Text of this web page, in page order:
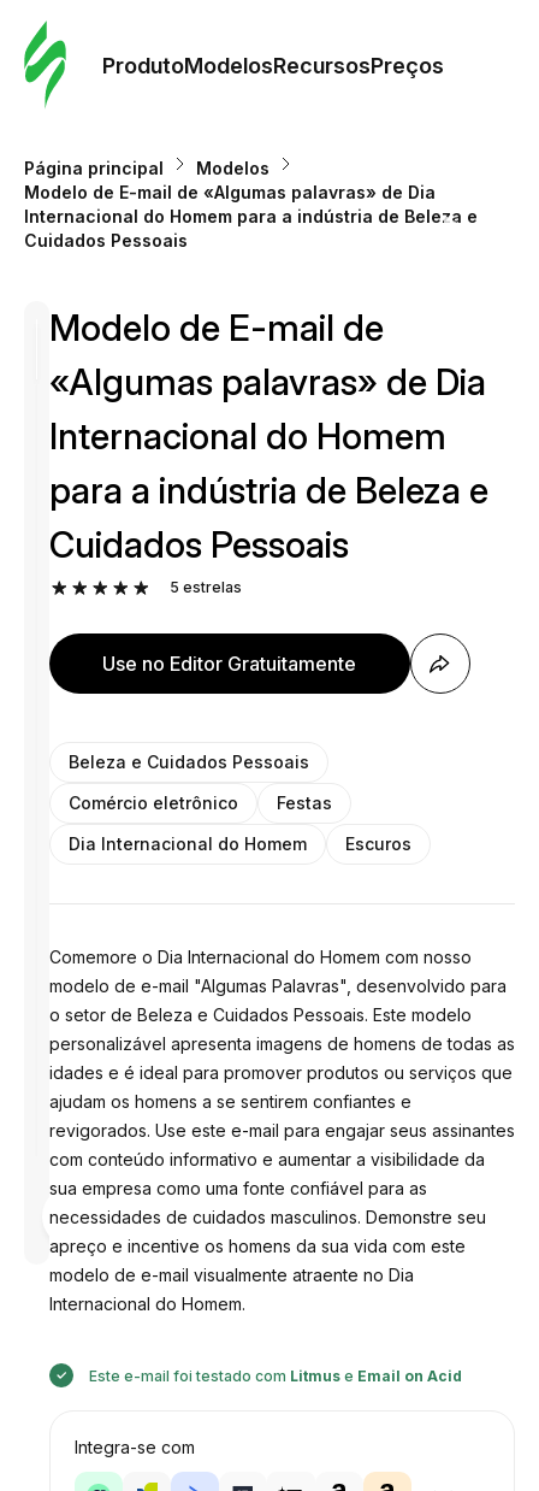
ProdutoModelosRecursosPreços
Página principal
Modelos
Modelo de E-mail de «Algumas palavras» de Dia
Internacional do Homem para a indústria de Beleza e
Cuidados Pessoais
Desenhado
por
Modelo de E-mail de
«Algumas palavras» de Dia
Internacional do Homem
para a indústria de Beleza e
Cuidados Pessoais
5 estrelas
Use no Editor Gratuitamente
Beleza e Cuidados Pessoais
Comércio eletrônico
Festas
Dia Internacional do Homem
Escuros
Comemore o Dia Internacional do Homem com nosso
modelo de e-mail "Algumas Palavras", desenvolvido para
o setor de Beleza e Cuidados Pessoais. Este modelo
personalizável apresenta imagens de homens de todas as
idades e é ideal para promover produtos ou serviços que
ajudam os homens a se sentirem confiantes e
revigorados. Use este e-mail para engajar seus assinantes
com conteúdo informativo e aumentar a visibilidade da
sua empresa como uma fonte confiável para as
necessidades de cuidados masculinos. Demonstre seu
apreço e incentive os homens da sua vida com este
modelo de e-mail visualmente atraente no Dia
Internacional do Homem.
Este e-mail foi testado com Litmuse Email on Acid
Integra-se com